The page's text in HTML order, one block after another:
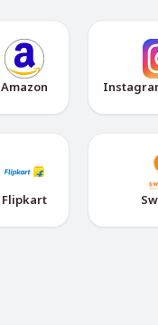
Amazon
Flipkart